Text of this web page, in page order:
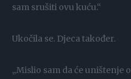
sam srušiti ovu kuću.“
Ukočila se. Djeca također.
„Mislio sam da će uništenje